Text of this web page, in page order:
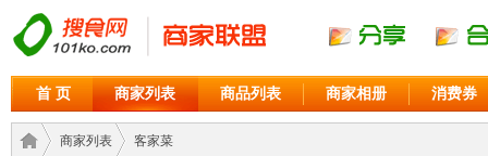
首 页 商家列表 商品列表 商家相册 消费券
商家列表 客家菜